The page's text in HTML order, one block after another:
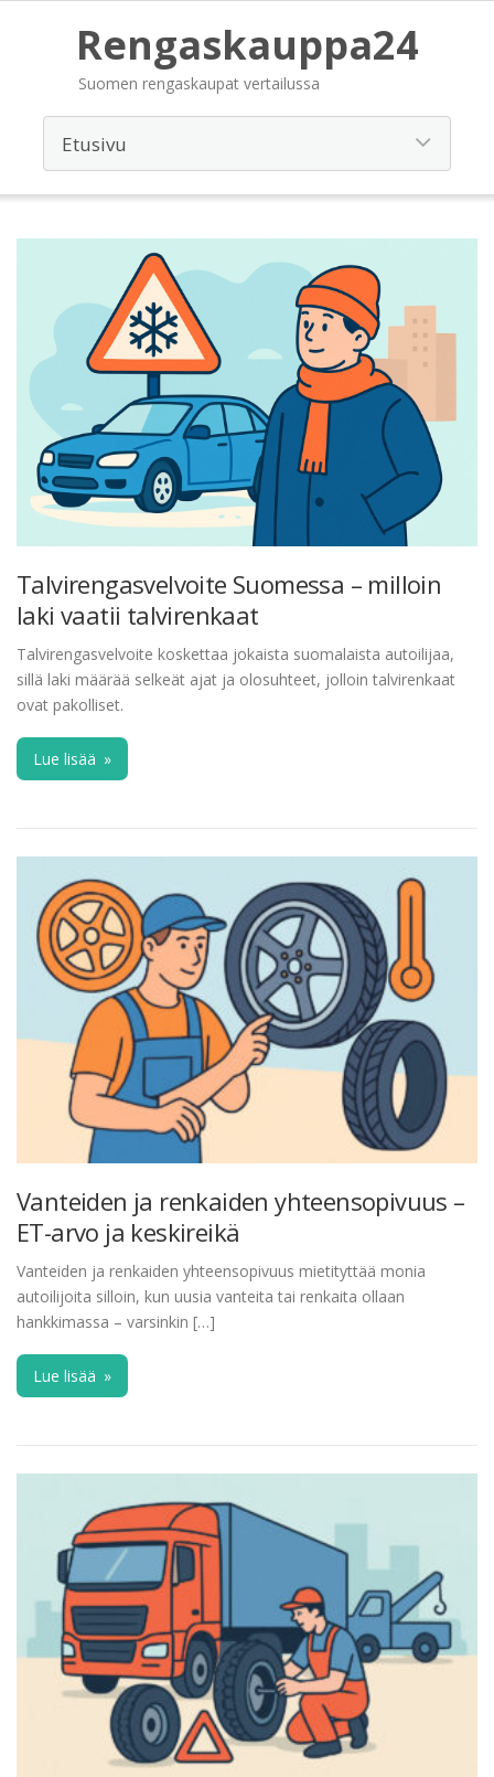
Rengaskauppa24
Suomen rengaskaupat vertailussa
Talvirengasvelvoite Suomessa – milloin
laki vaatii talvirenkaat
Talvirengasvelvoite koskettaa jokaista suomalaista autoilijaa,
sillä laki määrää selkeät ajat ja olosuhteet, jolloin talvirenkaat
ovat pakolliset.
Lue lisää »
Vanteiden ja renkaiden yhteensopivuus –
ET-arvo ja keskireikä
Vanteiden ja renkaiden yhteensopivuus mietityttää monia
autoilijoita silloin, kun uusia vanteita tai renkaita ollaan
hankkimassa – varsinkin […]
Lue lisää »